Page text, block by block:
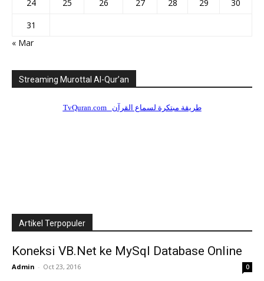
24
25 26 27 28 29
30
31
« Mar
Streaming Murottal Al-Qur’an
Artikel Terpopuler
Koneksi VB.Net ke MySql Database Online
Admin - Oct 23, 2016 0